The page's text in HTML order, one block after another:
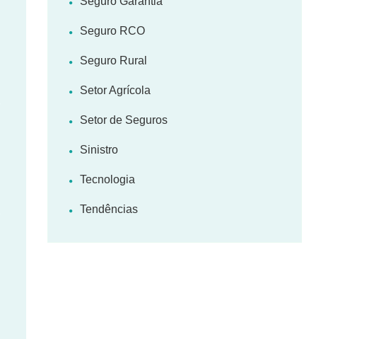
Seguro RCO
Seguro Rural
Setor Agrícola
Setor de Seguros
Sinistro
Tecnologia
Tendências